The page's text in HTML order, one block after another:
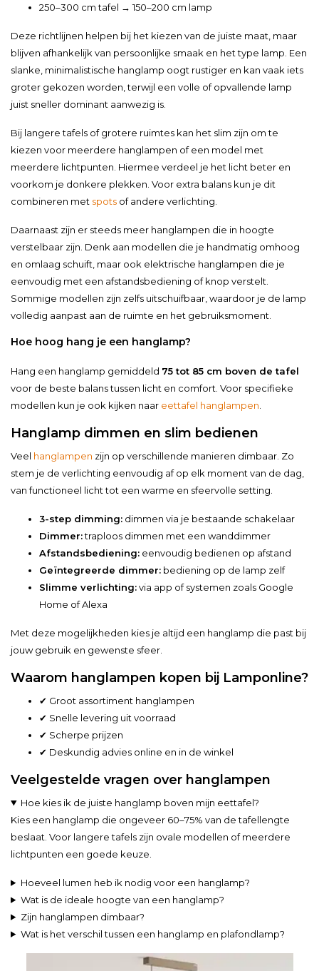
250–300 cm tafel → 150–200 cm lamp
Deze richtlijnen helpen bij het kiezen van de juiste maat, maar
blijven afhankelijk van persoonlijke smaak en het type lamp. Een
slanke, minimalistische hanglamp oogt rustiger en kan vaak iets
groter gekozen worden, terwijl een volle of opvallende lamp
juist sneller dominant aanwezig is.
Bij langere tafels of grotere ruimtes kan het slim zijn om te
kiezen voor meerdere hanglampen of een model met
meerdere lichtpunten. Hiermee verdeel je het licht beter en
voorkom je donkere plekken. Voor extra balans kun je dit
combineren met spots of andere verlichting.
Daarnaast zijn er steeds meer hanglampen die in hoogte
verstelbaar zijn. Denk aan modellen die je handmatig omhoog
en omlaag schuift, maar ook elektrische hanglampen die je
eenvoudig met een afstandsbediening of knop verstelt.
Sommige modellen zijn zelfs uitschuifbaar, waardoor je de lamp
volledig aanpast aan de ruimte en het gebruiksmoment.
Hoe hoog hang je een hanglamp?
Hang een hanglamp gemiddeld 75 tot 85 cm boven de tafel
voor de beste balans tussen licht en comfort. Voor specifieke
modellen kun je ook kijken naar eettafel hanglampen
Hanglamp dimmen en slim bedienen
Veel hanglampen zijn op verschillende manieren dimbaar. Zo
stem je de verlichting eenvoudig af op elk moment van de dag,
van functioneel licht tot een warme en sfeervolle setting.
3-step dimming: dimmen via je bestaande schakelaar
Dimmer:traploos dimmen met een wanddimmer
Afstandsbediening: eenvoudig bedienen op afstand
Geïntegreerde dimmer: bediening op de lamp zelf
Slimme verlichting:via app of systemen zoals Google
Home of Alexa
Met deze mogelijkheden kies je altijd een hanglamp die past bij
jouw gebruik en gewenste sfeer.
Waarom hanglampen kopen bij Lamponline?
✔ Groot assortiment hanglampen
✔ Snelle levering uit voorraad
✔ Scherpe prijzen
✔ Deskundig advies online en in de winkel
Veelgestelde vragen over hanglampen
Hoe kies ik de juiste hanglamp boven mijn eettafel?
Kies een hanglamp die ongeveer 60–75% van de tafellengte
beslaat. Voor langere tafels zijn ovale modellen of meerdere
lichtpunten een goede keuze.
Hoeveel lumen heb ik nodig voor een hanglamp?
Wat is de ideale hoogte van een hanglamp?
Zijn hanglampen dimbaar?
Wat is het verschil tussen een hanglamp en plafondlamp?